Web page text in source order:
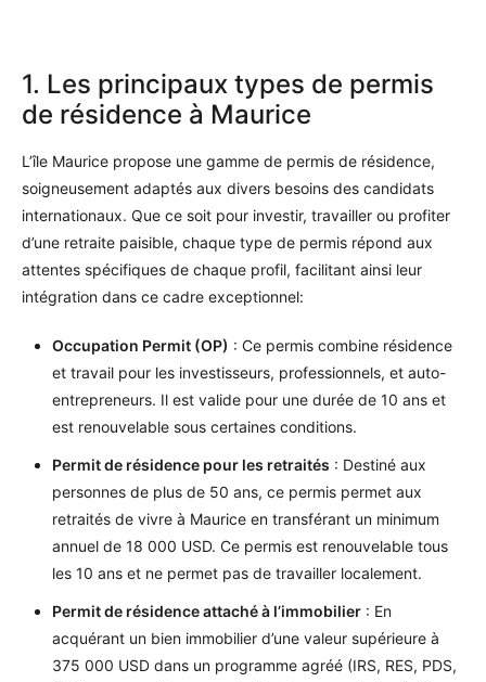
1. Les principaux types de permis
de résidence à Maurice
L’île Maurice propose une gamme de permis de résidence,
soigneusement adaptés aux divers besoins des candidats
internationaux. Que ce soit pour investir, travailler ou profiter
d’une retraite paisible, chaque type de permis répond aux
attentes spécifiques de chaque profil, facilitant ainsi leur
intégration dans ce cadre exceptionnel:
Occupation Permit (OP) : Ce permis combine résidence
et travail pour les investisseurs, professionnels, et auto-
entrepreneurs. Il est valide pour une durée de 10 ans et
est renouvelable sous certaines conditions.
Permit de résidence pour les retraités : Destiné aux
personnes de plus de 50 ans, ce permis permet aux
retraités de vivre à Maurice en transférant un minimum
annuel de 18 000 USD. Ce permis est renouvelable tous
les 10 ans et ne permet pas de travailler localement.
Permit de résidence attaché à l’immobilier : En
acquérant un bien immobilier d’une valeur supérieure à
375 000 USD dans un programme agréé (IRS, RES, PDS,